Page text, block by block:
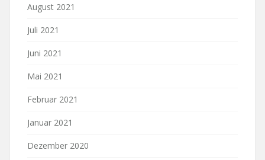
August 2021
Juli 2021
Juni 2021
Mai 2021
Februar 2021
Januar 2021
Dezember 2020